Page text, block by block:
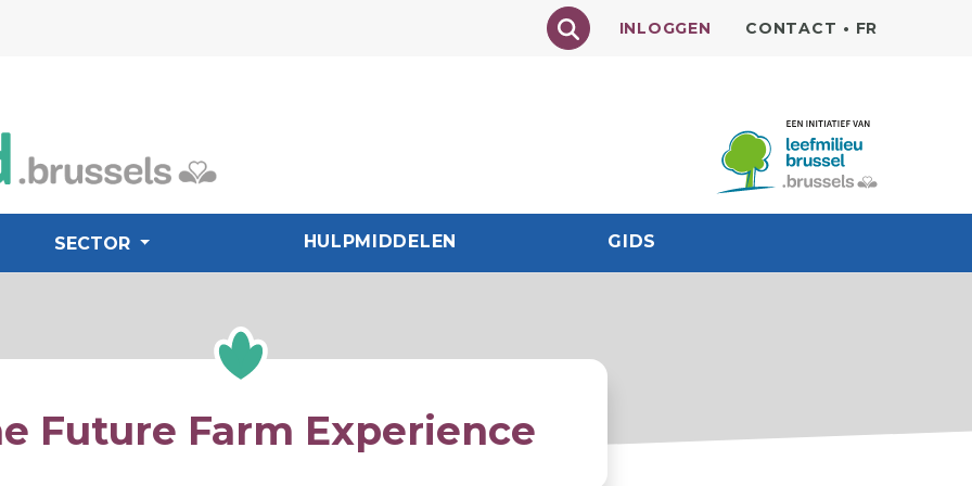
Texte à rechercher
INLOGGEN CONTACT • FR
SECTOR HULPMIDDELEN GIDS
Future Farm Experience